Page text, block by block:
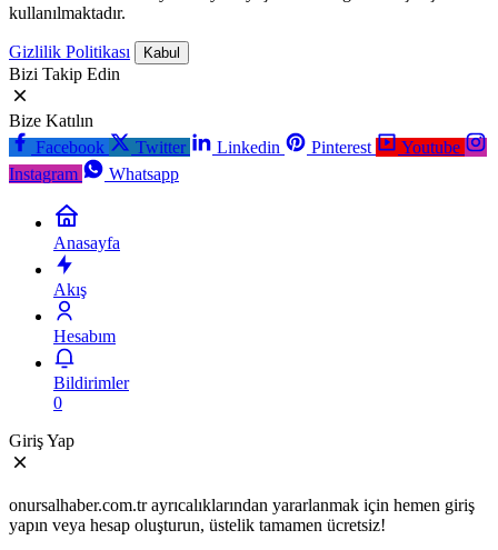
kullanılmaktadır.
Gizlilik Politikası Kabul
Bizi Takip Edin
Bize Katılın
Facebook
Twitter Linkedin Pinterest
Youtube
Instagram
Whatsapp
Anasayfa
Akış
Hesabım
Bildirimler
0
Giriş Yap
onursalhaber.com.tr ayrıcalıklarından yararlanmak için hemen giriş
yapın veya hesap oluşturun, üstelik tamamen ücretsiz!